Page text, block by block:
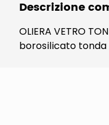
Descrizione
OLIERA VETRO
borosilicato tonda